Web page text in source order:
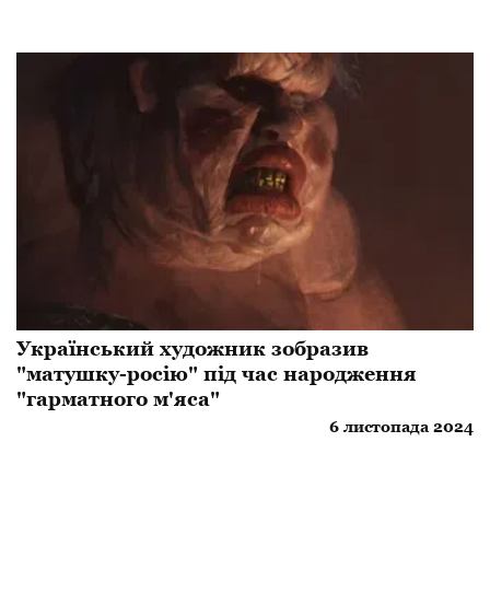
Український художник зобразив
"матушку-росію" під час народження
"гарматного м'яса"
6 листопада 2024